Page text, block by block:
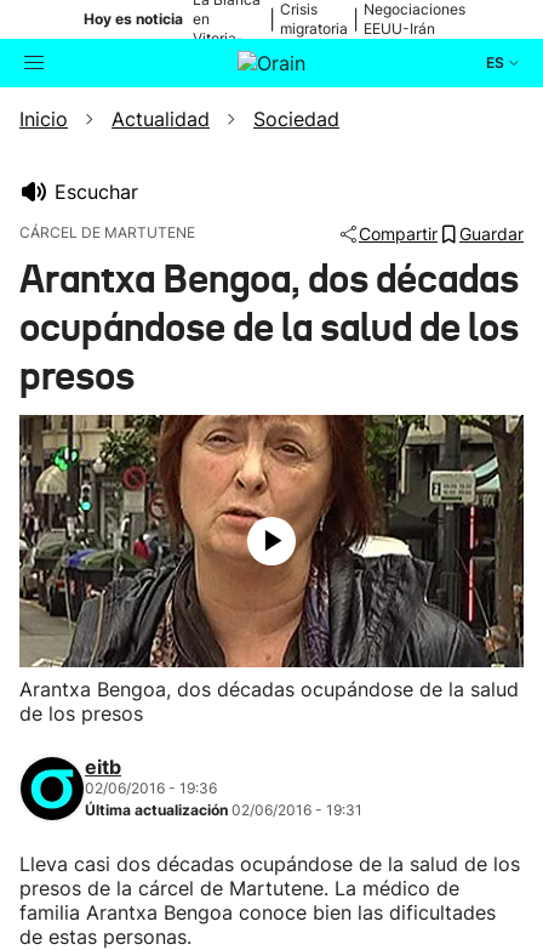
Hoy es noticia en
Vitoria-
Gasteiz
Crisis
migratoria
Negociaciones
EEUU-Irán
ES
Buscador Actualidad
Ikusmiran
Inicio Actualidad Sociedad
Escuchar
CÁRCEL DE MARTUTENE Compartir Guardar
Arantxa Bengoa, dos décadas
ocupándose de la salud de los
presos
Arantxa Bengoa, dos décadas ocupándose de la salud
de los presos
eitb
02/06/2016 - 19:36
Última actualización 02/06/2016 - 19:31
Lleva casi dos décadas ocupándose de la salud de los
presos de la cárcel de Martutene. La médico de
familia Arantxa Bengoa conoce bien las dificultades
de estas personas.